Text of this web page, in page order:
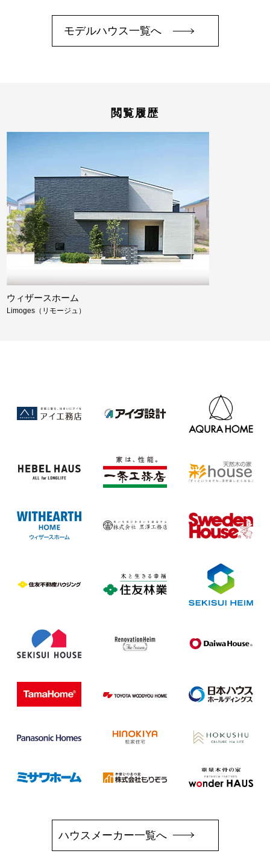
モデルハウス一覧へ
閲覧履歴
ウィザースホーム
Limoges（リモージュ）
ハウスメーカー一覧へ